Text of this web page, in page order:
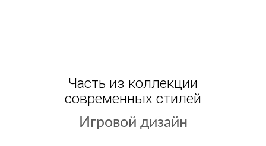
Часть из коллекции
современных стилей
Игровой дизайн